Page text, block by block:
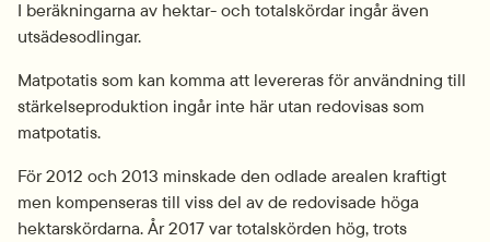
I beräkningarna av hektar- och totalskördar ingår även
utsädesodlingar.
Matpotatis som kan komma att levereras för användning till
stärkelseproduktion ingår inte här utan redovisas som
matpotatis.
För 2012 och 2013 minskade den odlade arealen kraftigt
men kompenseras till viss del av de redovisade höga
hektarskördarna. År 2017 var totalskörden hög, trots